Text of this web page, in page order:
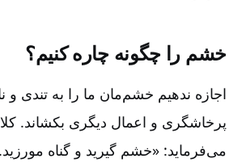
خشم را چگونه چاره کنیم‌؟
اجازه ندهیم خشم‌مان ما را به تندی و
پرخاشگری و اعمال دیگری بکشاند.
می‌فرماید:‌‌ «خشم گیرید و گناه